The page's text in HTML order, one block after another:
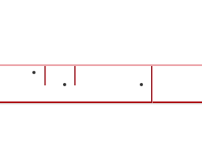
Оборудование для ресторанов и кафе